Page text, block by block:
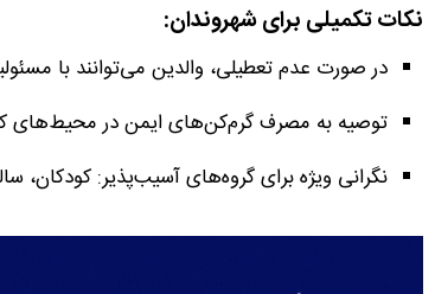
نکات تکمیلی برای شهروندان:
در صورت عدم تعطیلی، والدین می‌توانند با
توصیه به مصرف گرم‌کن‌های ایمن در محیط‌های
نگرانی ویژه برای گروه‌های آسیب‌پذیر: کودکان،